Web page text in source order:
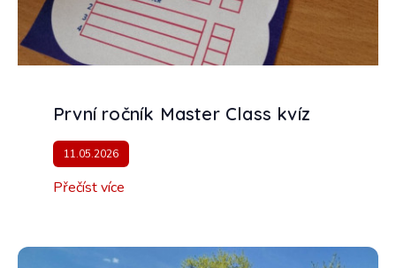
První ročník Master Class kvíz
11.05.2026
Přečíst více